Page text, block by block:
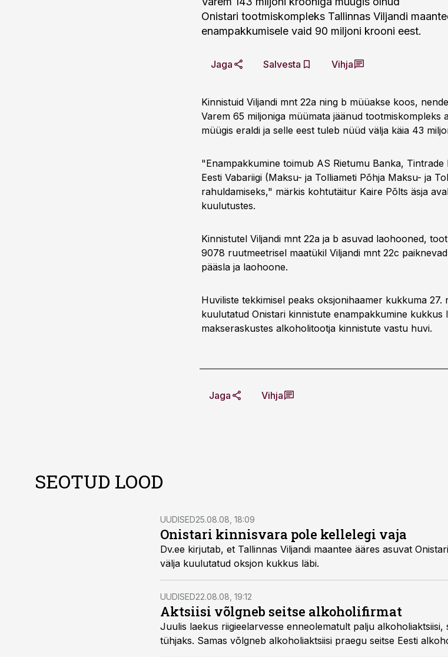
Onistari tootmiskompleks Tallinnas Viljandi
enampakkumisele vaid 90 miljoni krooni eest.
Jaga Salvesta Vihja
Kinnistuid Viljandi mnt 22a ning b müüakse koos,
Varem 65 miljoniga müümata jäänud tootmiskompleks
müügis eraldi ja selle eest tuleb nüüd välja käia 43
"Enampakkumine toimub AS Rietumu Banka,
Eesti Vabariigi (Maksu- ja Tolliameti Põhja Maksu- ja
rahuldamiseks," märkis kohtutäitur Kaire Põlts äsja
kuulutustes.
Kinnistutel Viljandi mnt 22a ja b asuvad laohooned,
9078 ruutmeetrisel maatükil Viljandi mnt 22c
pääsla ja laohoone.
Huviliste tekkimisel peaks oksjonihaamer kukkuma
kuulutatud Onistari kinnistute enampakkumine kukkus
makseraskustes alkoholitootja kinnistute vastu huvi.
Jaga Vihja
SEOTUD LOOD
UUDISED25.08.08, 18:09
Onistari kinnisvara pole kellelegi vaja
Dv.ee kirjutab, et Tallinnas Viljandi maantee ääres asuvat Onistari kinnisvara pole kellelegi vaja. Tänaseks
välja kuulutatud oksjon kukkus läbi.
UUDISED22.08.08, 19:12
Aktsiisi võlgneb seitse alkoholifirmat
Juulis laekus riigieelarvesse enneolematult palju alkoholiaktsiisi, sest kaupmehed ostsid aktsiisilaod